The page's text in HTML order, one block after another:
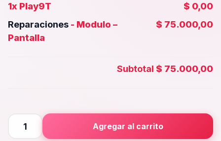
Wifi – Señal – Antena
Camara Trasera(+$ 35.000,00
Camara frontal, Selfie – Face id
(+$20.000,00 )
Placa Principal
1x Play9T
$ 0,00
Reparaciones - Modulo –
Pantalla
$ 75.000,00
Subtotal $ 75.000,00
cantidad
Agregar al carrito